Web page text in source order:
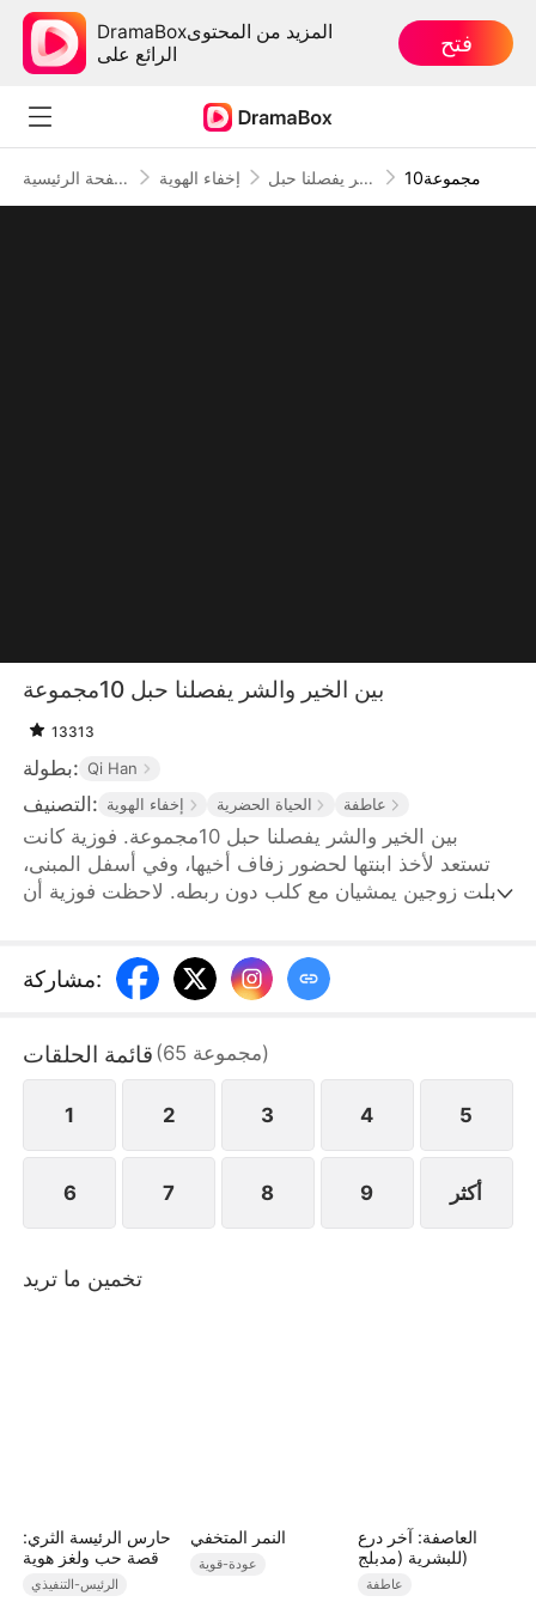
DramaBoxالمزيد من المحتوى
الرائع على
فتح
الصفحة الرئيسية إخفاء الهوية بين الخير والشر يفصلنا حبل 10مجموعة
بين الخير والشر يفصلنا حبل 10مجموعة
13313
بطولة: Qi Han
التصنيف: إخفاء الهوية الحياة الحضرية عاطفة
بين الخير والشر يفصلنا حبل 10مجموعة. فوزية كانت
تستعد لأخذ ابنتها لحضور زفاف أخيها، وفي أسفل المبنى،
قابلت زوجين يمشيان مع كلب دون ربطه. لاحظت فوزية أن
الكبير بعض ابنتها. أصيبت ابنتها بجروح خطيرة واضطرت
للذهاب إلى المستشفى بشكل عاجل. ومع ذلك، كانت ابنة
وتطلب من فوزية أن تنحني وتعتذر عن الكلب. لم تكن
تعرف ليلى أن فوزية هي الأخت الكبرى لخطيبها
مشاركة:
قائمة الحلقات (65 مجموعة)
1 2 3 4 5
6 7 8 9 أكثر
تخمين ما تريد
حارس الرئيسة الثري:
قصة حب ولغز هوية
الرئيس-التنفيذي
النمر المتخفي
عودة-قوية
العاصفة: آخر درع
للبشرية (مدبلج)
عاطفة